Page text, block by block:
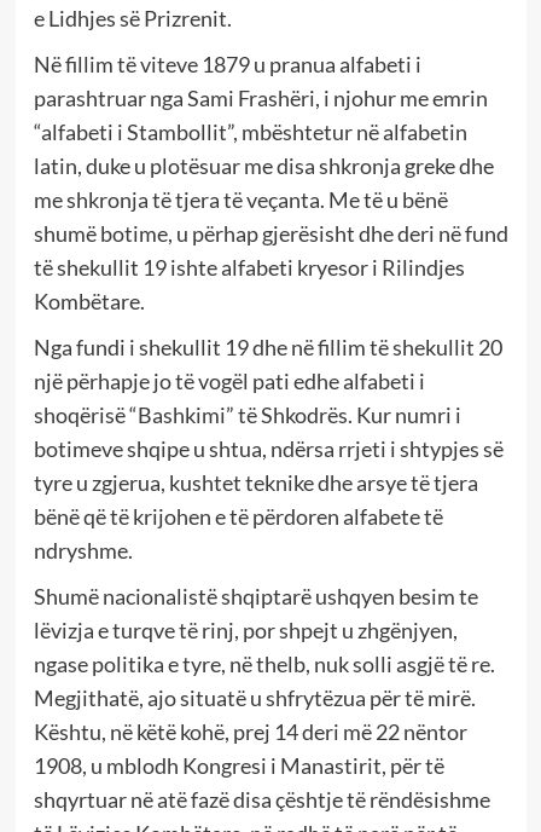
e Lidhjes së Prizrenit.
Në fillim të viteve 1879 u pranua alfabeti i
parashtruar nga Sami Frashëri, i njohur me emrin
“alfabeti i Stambollit”, mbështetur në alfabetin
latin, duke u plotësuar me disa shkronja greke dhe
me shkronja të tjera të veçanta. Me të u bënë
shumë botime, u përhap gjerësisht dhe deri në fund
të shekullit 19 ishte alfabeti kryesor i Rilindjes
Kombëtare.
Nga fundi i shekullit 19 dhe në fillim të shekullit 20
një përhapje jo të vogël pati edhe alfabeti i
shoqërisë “Bashkimi” të Shkodrës. Kur numri i
botimeve shqipe u shtua, ndërsa rrjeti i shtypjes së
tyre u zgjerua, kushtet teknike dhe arsye të tjera
bënë që të krijohen e të përdoren alfabete të
ndryshme.
Shumë nacionalistë shqiptarë ushqyen besim te
lëvizja e turqve të rinj, por shpejt u zhgënjyen,
ngase politika e tyre, në thelb, nuk solli asgjë të re.
Megjithatë, ajo situatë u shfrytëzua për të mirë.
Kështu, në këtë kohë, prej 14 deri më 22 nëntor
1908, u mblodh Kongresi i Manastirit, për të
shqyrtuar në atë fazë disa çështje të rëndësishme